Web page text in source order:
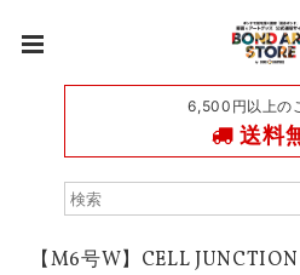
6,500円以上の
送料
【M6号W】CELL